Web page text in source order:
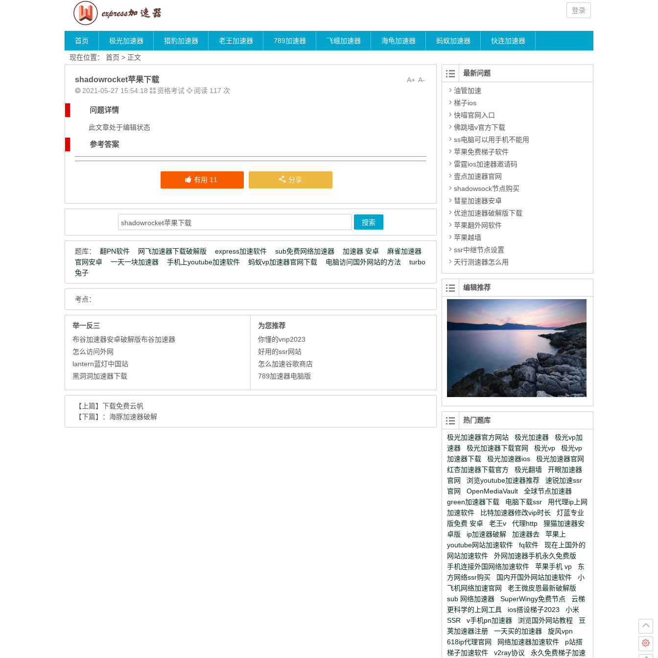
登录
首页 极光加速器 猎豹加速器 老王加速器 789加速器 飞蛾加速器 海龟加速器 蚂蚁加速器 快连加速器
现在位置： 首页 > 正文
A-
A+
shadowrocket苹果下载
2021-05-27 15:54:18 资格考试 阅读 117 次
问题详情
此文章处于编辑状态
参考答案
有用 11 分享
题库： 翻PN软件 网飞加速器下载破解版 express加速软件 sub免费网络加速器 加速器 安卓
麻雀加速器
官网安卓
一天一块加速器 手机上youtube加速软件 蚂蚁vp加速器官网下载 电脑访问国外网站的方法
turbo
兔子
考点：
举一反三
布谷加速器安卓破解版布谷加速器
怎么访问外网
lantern蓝灯中国站
黑洞洞加速器下载
为您推荐
你懂的vnp2023
好用的ssr网站
怎么加速谷歌商店
789加速器电脑版
【上篇】 下载免费云帆
【下篇】： 海豚加速器破解
最新问题
油管加速
梯子ios
快喵官网入口
佛跳墙v官方下载
ss电脑可以用手机不能用
苹果免费梯子软件
雷霆ios加速器邀请码
壹点加速器官网
shadowsock节点购买
彗星加速器安卓
优途加速器破解版下载
苹果翻外网软件
苹果越墙
ssr中继节点设置
天行测速器怎么用
编辑推荐
热门题库
极光加速器官方网站 极光加速器
极光vp加
速器
极光加速器下载官网 极光vp
极光vp
加速器下载
极光加速器ios
极光加速器官网
红杏加速器下载官方
极光翻墙
开眼加速器
官网
浏览youtube加速器推荐
速锐加速ssr
官网
OpenMediaVault
全球节点加速器
green加速器下载
电脑下载ssr
用代理ip上网
加速软件
比特加速器修改vip时长
灯蓝专业
版免费 安卓
老王v 代理http
狸猫加速器安
卓版
ip加速器破解 加速器去
苹果上
youtube网站加速软件
fq软件
现在上国外的
网站加速软件
外网加速器手机永久免费版
手机连接外国网络加速软件
苹果手机 vp
东
方网络ssr购买
国内开国外网站加速软件
小
飞机网络加速官网
老王微皮恩最新破解版
sub 网络加速器
SuperWingy免费节点
云梯
更科学的上网工具
ios搭设梯子2023
小米
SSR
v手机pn加速器 浏览国外网站教程
豆
荚加速器注册
一天买的加速器
旋风vpn
618ip代理官网
网络加速器加速软件
p站搭
梯子加速软件
v2ray协议 永久免费梯子加速